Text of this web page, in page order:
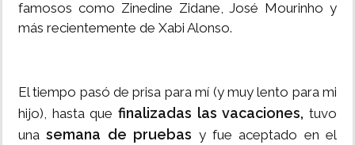
famosos como Zinedine Zidane, José Mourinho y
más recientemente de Xabi Alonso.
El tiempo pasó de prisa para mí (y muy lento para mi
hijo), hasta que finalizadas las vacaciones, tuvo
unasemana de pruebas y fue aceptado en el